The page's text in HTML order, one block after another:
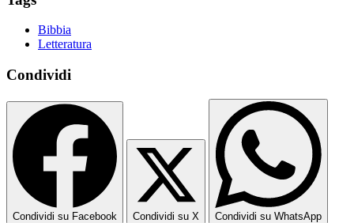
Bibbia
Letteratura
Condividi
Condividi su Facebook Condividi su X Condividi su WhatsApp